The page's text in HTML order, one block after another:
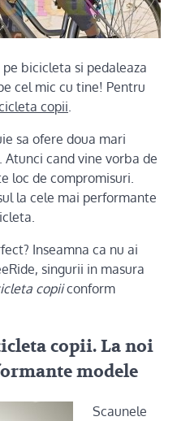
bicicleta si pedaleaza
cel mic cu tine! Pentru
copii
sa ofere doua mari
cand vine vorba de
loc de compromisuri.
la cele mai performante
Inseamna ca nu ai
singurii in masura
copiiconform
copii. La noi
modele
Scaunele